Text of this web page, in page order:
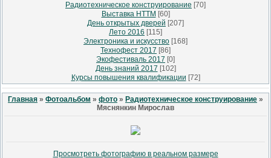
Радиотехническое конструирование [70]
Выставка НТТМ [60]
День открытых дверей [207]
Лето 2016 [115]
Электроника и искусство [168]
Технофест 2017 [86]
Экофестиваль 2017 [0]
День знаний 2017 [102]
Курсы повышения квалификации [72]
Главная » Фотоальбом » фото » Радиотехническое конструирование »
Мяснянкин Мирослав
Просмотреть фотографию в реальном размере